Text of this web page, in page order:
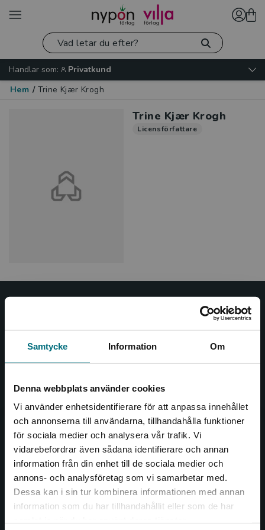
Samtycke Information Om
Denna webbplats använder cookies
Vi använder enhetsidentifierare för att anpassa innehållet
och annonserna till användarna, tillhandahålla funktioner
för sociala medier och analysera vår trafik. Vi
vidarebefordrar även sådana identifierare och annan
information från din enhet till de sociala medier och
annons- och analysföretag som vi samarbetar med.
Dessa kan i sin tur kombinera informationen med annan
information som du har tillhandahållit eller som de har
Begränsad fraktregion
Det verkar som att du besöker
nyponochviljaforlag.se via en enhet utanför
Handlar som:
Privatkund
Hem / Trine Kjær Krogh
Trine Kjær Krogh
Licensförfattare
och öppnar dörren till nya världar och möjligheter för
såväl barn som vuxna.
Kontakta oss
Kontakta oss
046-31 20 00
Box 141
221 00 Lund
Besöksadress: